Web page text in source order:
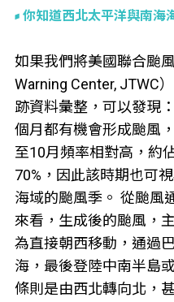
你知道西北太平洋與南海
如果我們將美國聯合颱
Warning Center, JTWC
跡資料彙整，可以發現
個月都有機會形成颱風
至10月頻率相對高，約
70%，因此該時期也可
海域的颱風季。 從颱風
來看，生成後的颱風，
為直接朝西移動，通過
海，最後登陸中南半島
條則是由西北轉向北，